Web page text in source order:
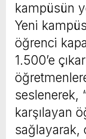
kampüsün
Yeni
öğrenci
1.500’e
seslenerek,
karşılayan
sağlayarak,